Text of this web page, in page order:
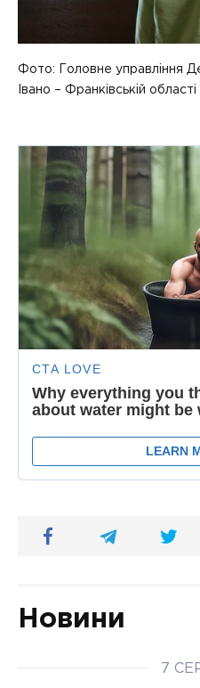
Фото: Головне управління
Івано – Франківській області
Новини
7